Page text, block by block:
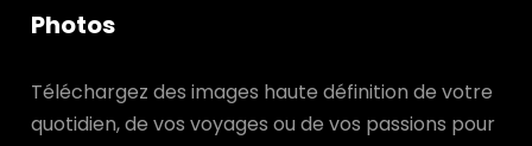
Photos
Téléchargez des images haute définition de votre
quotidien, de vos voyages ou de vos passions pour